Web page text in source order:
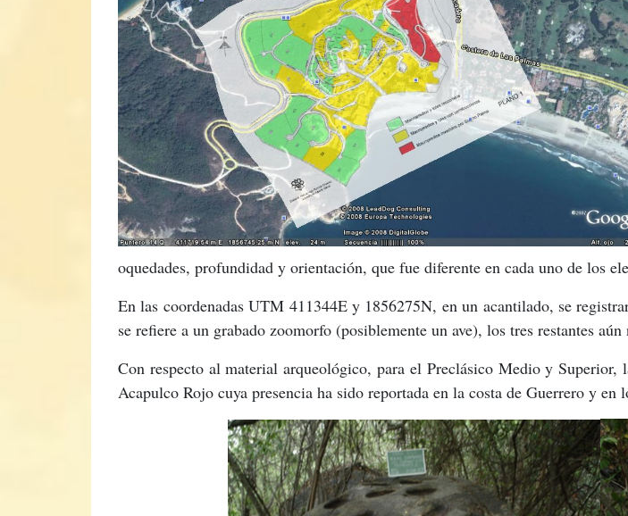
oquedades, profundidad y orientación, que fue diferente en cada uno de los
En las coordenadas UTM 411344E y 1856275N, en un acantilado, se
se refiere a un grabado zoomorfo (posiblemente un ave), los tres restantes
Con respecto al material arqueológico, para el Preclásico Medio y
Acapulco Rojo cuya presencia ha sido reportada en la costa de Guerrero y